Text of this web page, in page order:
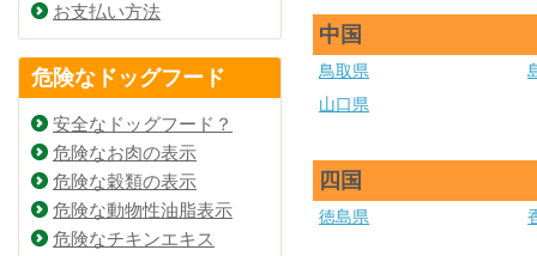
中国
鳥取県
山口県
四国
徳島県
お支払い方法
危険なドッグフード
安全なドッグフード？
危険なお肉の表示
危険な穀類の表示
危険な動物性油脂表示
危険なチキンエキス